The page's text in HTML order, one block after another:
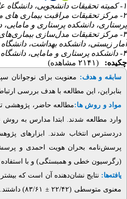
۱- کمیته تحقیقات دانشجویی، دانشگاه علوم پزشکی همدان، همدان، ایران
۲- مرکز تحقیقات مراقبت بیماری
پرستاری، دانشکده پرستاری و مامایی،
۳- مرکز تحقیقات مدل‌سازی
آمار زیستی، دانشکده بهداشت،
۴- دانشکده پرستاری و مامایی، دانشگاه علوم پزشکی کرمانشاه، کرمانشاه، ایران
چکیده:
(۲۱۴۱ مشاهده)
سابقه و هدف: معنویت برای نوجوانان
بنابراین، این مطالعه با هدف بررسی
مواد و روش ها:مطالعه حاضر، پژوهشی
وارد مطالعه شدند. ابتدا مدارس به
دردسترس انتخاب شدند. ابزارهای
پرسش‌نامه بحران هویت احمدی و
(رگرسیون خطی و همبستگی) و با استفاده از
یافته‌ها: نتایج نشان‌دهنده آن است که بیشتر نوجوانان (۴۱/۸%) پایه دهم و میانگین و
معنوی متوسطی (۲۲/۴۲
±